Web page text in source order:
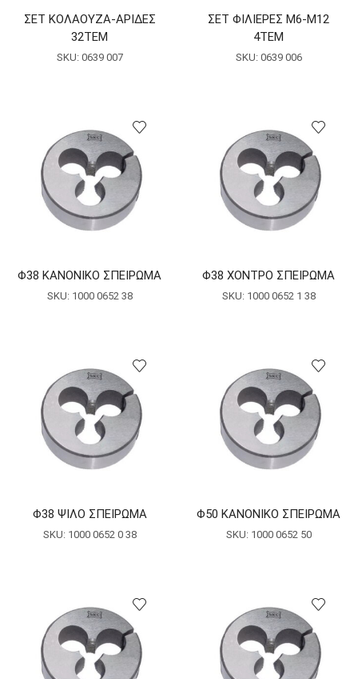
ΣΕΤ ΚΟΛΑΟΥΖΑ-ΑΡΙΔΕΣ
32ΤΕΜ
SKU: 0639 007
ΣΕΤ ΦΙΛΙΕΡΕΣ Μ6-Μ12
4ΤΕΜ
SKU: 0639 006
Φ38 ΚΑΝΟΝΙΚΟ ΣΠΕΙΡΩΜΑ
SKU: 1000 0652 38
Φ38 ΧΟΝΤΡΟ ΣΠΕΙΡΩΜΑ
SKU: 1000 0652 1 38
Φ38 ΨΙΛΟ ΣΠΕΙΡΩΜΑ
SKU: 1000 0652 0 38
Φ50 ΚΑΝΟΝΙΚΟ ΣΠΕΙΡΩΜΑ
SKU: 1000 0652 50